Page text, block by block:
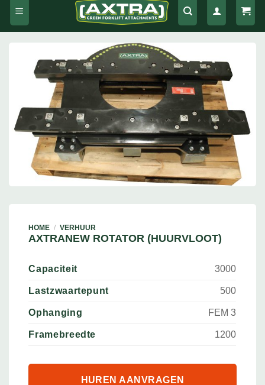
HOME / VERHUUR
AXTRANEW ROTATOR (HUURVLOOT)
Capaciteit 3000
Lastzwaartepunt 500
Ophanging FEM 3
Framebreedte 1200
HUREN AANVRAGEN